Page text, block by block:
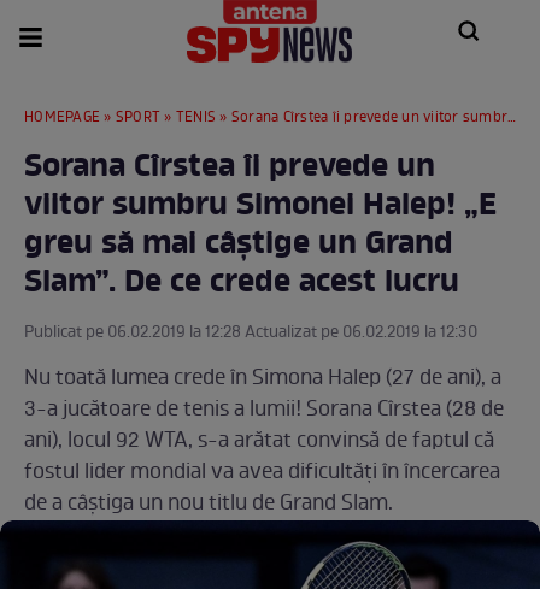
HOMEPAGE » SPORT » TENIS » Sorana Cîrstea îi prevede un viitor sumbru Simonei Halep! „E greu să mai câştige un Grand Slam”. De ce crede acest lucru
Sorana Cîrstea îi prevede un
viitor sumbru Simonei Halep! „E
greu să mai câştige un Grand
Slam”. De ce crede acest lucru
Publicat pe 06.02.2019 la 12:28 Actualizat pe 06.02.2019 la 12:30
Nu toată lumea crede în Simona Halep (27 de ani), a
3-a jucătoare de tenis a lumii! Sorana Cîrstea (28 de
ani), locul 92 WTA, s-a arătat convinsă de faptul că
fostul lider mondial va avea dificultăţi în încercarea
de a câştiga un nou titlu de Grand Slam.